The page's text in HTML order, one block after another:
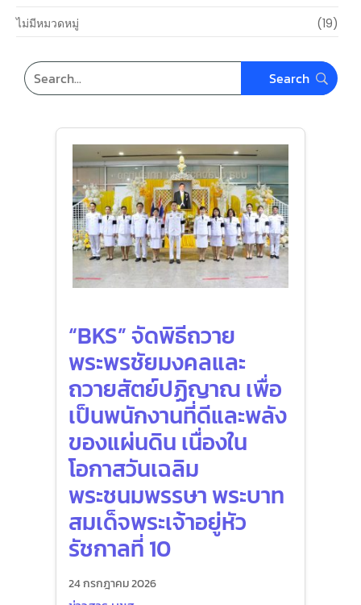
ไม่มีหมวดหมู่ (19)
“BKS” จัดพิธีถวาย
พระพรชัยมงคลและ
ถวายสัตย์ปฏิญาณ เพื่อ
เป็นพนักงานที่ดีและพลัง
ของแผ่นดิน เนื่องใน
โอกาสวันเฉลิม
พระชนมพรรษา พระบาท
สมเด็จพระเจ้าอยู่หัว
รัชกาลที่ 10
24 กรกฎาคม 2026